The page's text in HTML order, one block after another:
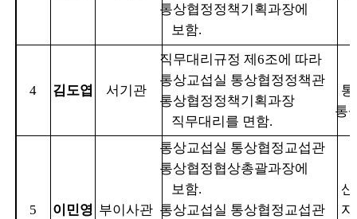
통상협정정책기획과장에
보함.
4 김도엽 서기관
직무대리규정 제6조에 따라
통상교섭실 통상협정정책관
통상협정정책기획과장
직무대리를 면함.
통
5 이민영 부이사관
통상교섭실 통상협정교섭관
통상협정협상총괄과장에
보함.
통상교섭실 통상협정교섭관